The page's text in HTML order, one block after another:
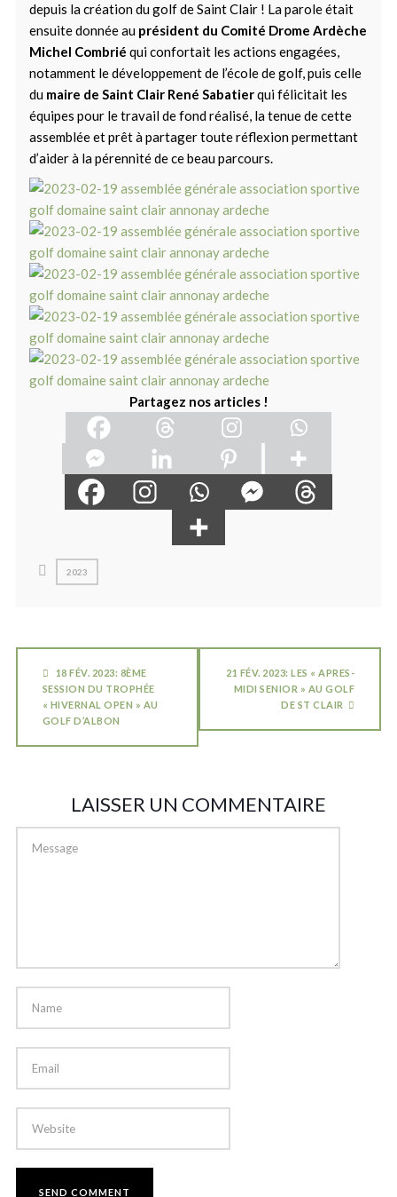
depuis la création du golf de Saint Clair ! La parole était
ensuite donnée auprésident du Comité Drome Ardèche
Michel Combrié qui confortait les actions engagées,
notamment le développement de l’école de golf, puis celle
du maire de Saint Clair René Sabatierqui félicitait les
équipes pour le travail de fond réalisé, la tenue de cette
assemblée et prêt à partager toute réflexion permettant
d’aider à la pérennité de ce beau parcours.
Partagez nos articles !
2023
18 FÉV. 2023: 8ÈME
SESSION DU TROPHÉE
« HIVERNAL OPEN » AU
GOLF D’ALBON
21 FÉV. 2023: LES « APRES-
MIDI SENIOR » AU GOLF
DE ST CLAIR
LAISSER UN COMMENTAIRE